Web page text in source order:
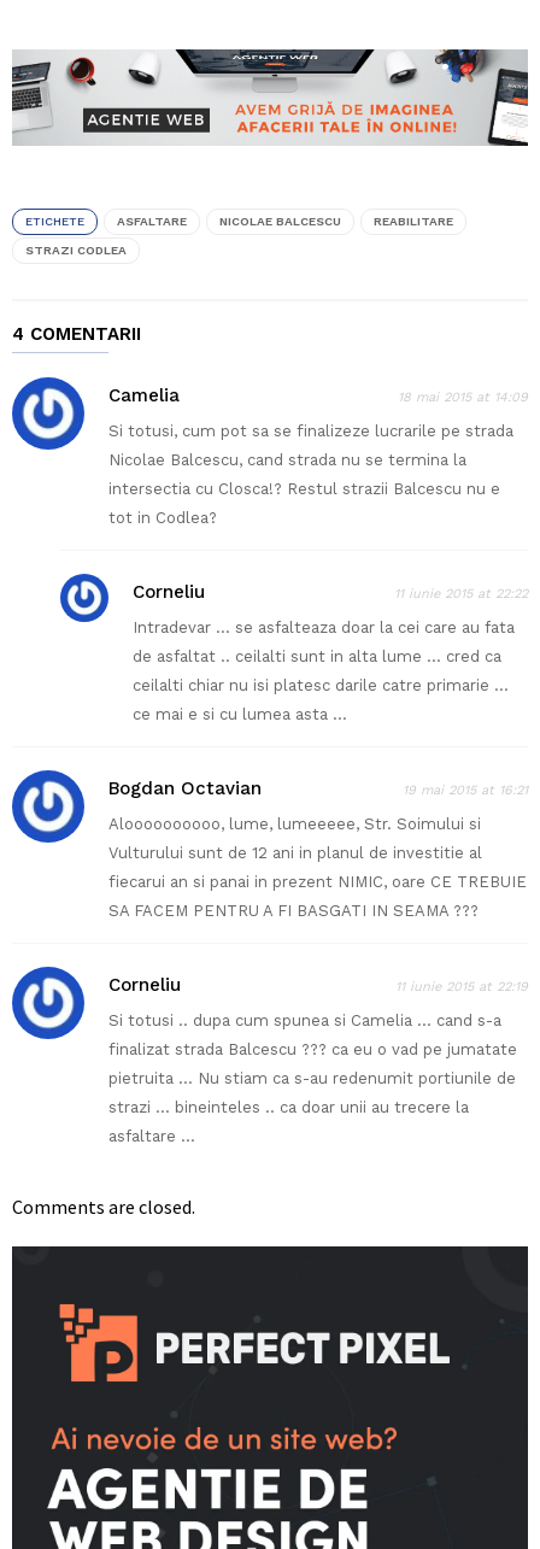
ETICHETE ASFALTARE NICOLAE BALCESCU REABILITARE
STRAZI CODLEA
4 COMENTARII
Camelia 18 mai 2015 at 14:09
Si totusi, cum pot sa se finalizeze lucrarile pe strada
Nicolae Balcescu, cand strada nu se termina la
intersectia cu Closca!? Restul strazii Balcescu nu e
tot in Codlea?
Corneliu 11 iunie 2015 at 22:22
Intradevar … se asfalteaza doar la cei care au fata
de asfaltat .. ceilalti sunt in alta lume … cred ca
ceilalti chiar nu isi platesc darile catre primarie …
ce mai e si cu lumea asta …
Bogdan Octavian 19 mai 2015 at 16:21
Aloooooooooo, lume, lumeeeee, Str. Soimului si
Vulturului sunt de 12 ani in planul de investitie al
fiecarui an si panai in prezent NIMIC, oare CE TREBUIE
SA FACEM PENTRU A FI BASGATI IN SEAMA ???
Corneliu 11 iunie 2015 at 22:19
Si totusi .. dupa cum spunea si Camelia … cand s-a
finalizat strada Balcescu ??? ca eu o vad pe jumatate
pietruita … Nu stiam ca s-au redenumit portiunile de
strazi … bineinteles .. ca doar unii au trecere la
asfaltare …
Comments are closed.